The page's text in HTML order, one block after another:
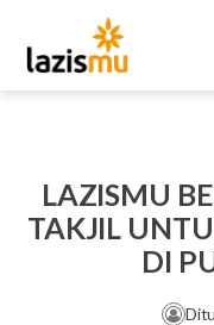
LAZISMU
TAKJIL
DI